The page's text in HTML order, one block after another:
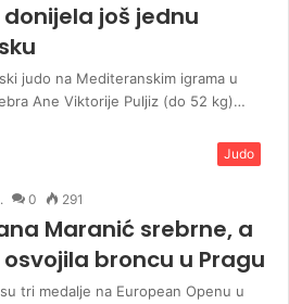
još jednu
judo na Mediteranskim igrama u
Ane Viktorije Puljiz (do 52 kg)…
Judo
0 291
Maranić srebrne, a
broncu u Pragu
tri medalje na European Openu u